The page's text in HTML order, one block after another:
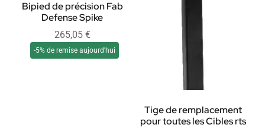
Bipied de précision Fab
Defense Spike
265,05 €
-5% de remise aujourd'hui
Tige de remplacement
pour toutes les Cibles rts